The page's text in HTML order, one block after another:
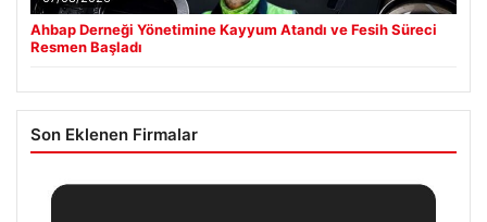
Ahbap Derneği Yönetimine Kayyum Atandı ve Fesih Süreci
Resmen Başladı
Son Eklenen Firmalar